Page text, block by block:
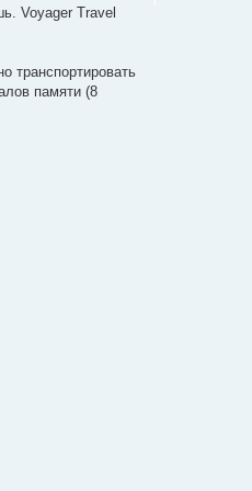
Voyager Travel
транспортировать
памяти (8